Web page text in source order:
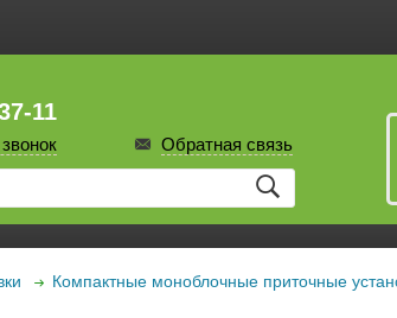
11
Обратная связь
Компактные моноблочные приточные